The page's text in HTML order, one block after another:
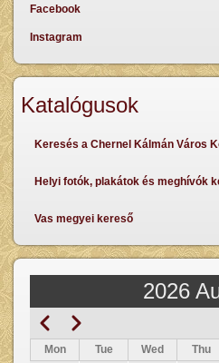
Facebook
Instagram
Katalógusok
Keresés a Chernel Kálmán Város
Helyi fotók, plakátok és meghívók
Vas megyei kereső
2026
Pagination
Previous
Next
Mon Tue Wed Thu